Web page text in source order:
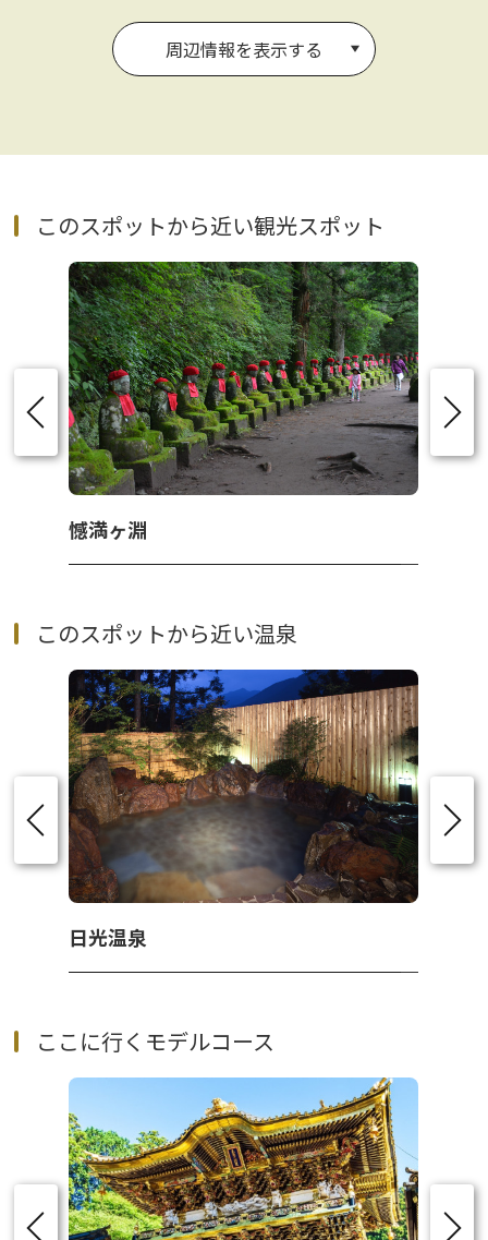
周辺情報を表示する
このスポットから近い観光スポット
憾満ヶ淵
このスポットから近い温泉
日光温泉
ここに行くモデルコース